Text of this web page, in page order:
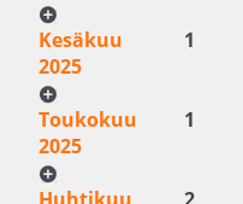
Kesäkuu
2025
1
Toukokuu
2025
1
Huhtikuu
2